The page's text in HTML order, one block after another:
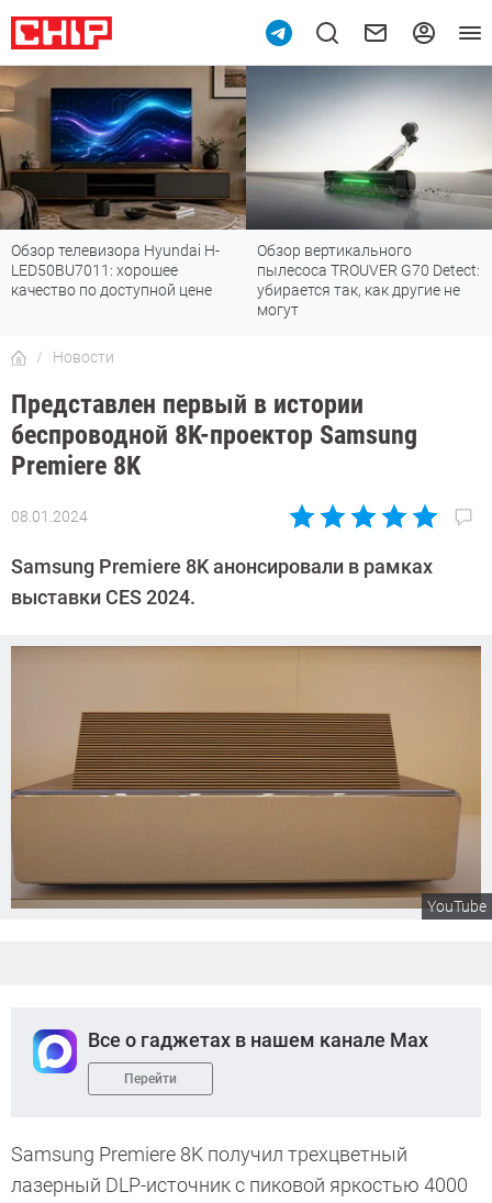
Обзор телевизора Hyundai H-
LED50BU7011: хорошее
качество по доступной цене
Обзор вертикального
пылесоса TROUVER G70 Detect:
убирается так, как другие не
могут
Новости
Представлен первый в истории
беспроводной 8K-проектор Samsung
Premiere 8K
08.01.2024
Автор:
Калашников
Samsung Premiere 8K анонсировали в рамках
выставки CES 2024.
YouTube
Все о гаджетах в нашем канале Max
Перейти
Samsung Premiere 8K получил трехцветный
лазерный DLP-источник с пиковой яркостью 4000